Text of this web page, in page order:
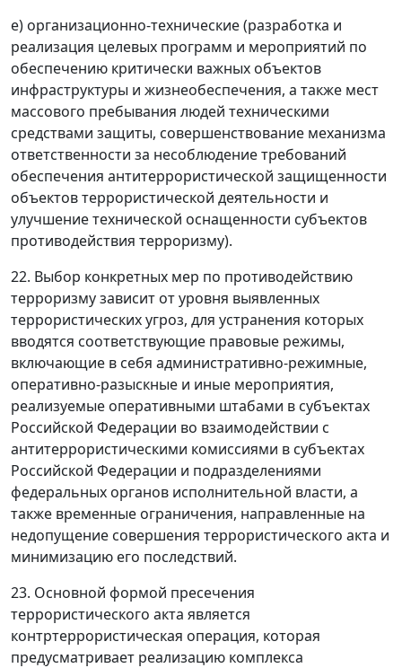
е) организационно-технические (разработка и
реализация целевых программ и мероприятий по
обеспечению критически важных объектов
инфраструктуры и жизнеобеспечения, а также мест
массового пребывания людей техническими
средствами защиты, совершенствование механизма
ответственности за несоблюдение требований
обеспечения антитеррористической защищенности
объектов террористической деятельности и
улучшение технической оснащенности субъектов
противодействия терроризму).
22. Выбор конкретных мер по противодействию
терроризму зависит от уровня выявленных
террористических угроз, для устранения которых
вводятся соответствующие правовые режимы,
включающие в себя административно-режимные,
оперативно-разыскные и иные мероприятия,
реализуемые оперативными штабами в субъектах
Российской Федерации во взаимодействии с
антитеррористическими комиссиями в субъектах
Российской Федерации и подразделениями
федеральных органов исполнительной власти, а
также временные ограничения, направленные на
недопущение совершения террористического акта и
минимизацию его последствий.
23. Основной формой пресечения
террористического акта является
контртеррористическая операция, которая
предусматривает реализацию комплекса